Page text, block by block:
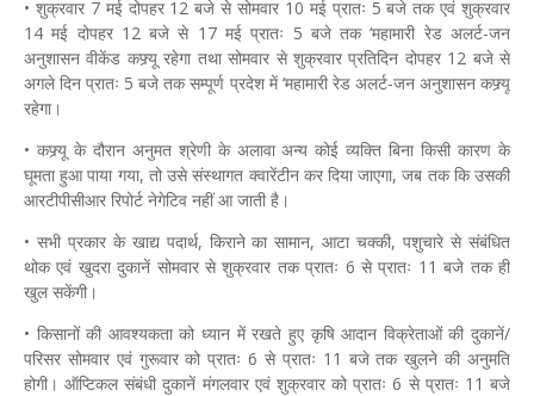
• शुक्रवार 7 मई दोपहर 12 बजे से सोमवार 10 मई प्रातः 5 बजे तक एवं शुक्रवार
14 मई दोपहर 12 बजे से 17 मई प्रातः 5 बजे तक ‘महामारी रेड अलर्ट-जन
अनुशासन वीकेंड कफ्र्यू रहेगा तथा सोमवार से शुक्रवार प्रतिदिन दोपहर 12 बजे से
अगले दिन प्रातः 5 बजे तक सम्पूर्ण प्रदेश में ‘महामारी रेड अलर्ट-जन अनुशासन कफ्र्यू
रहेगा।
• कफ्र्यू के दौरान अनुमत श्रेणी के अलावा अन्य कोई व्यक्ति बिना किसी कारण के
घूमता हुआ पाया गया, तो उसे संस्थागत क्वारेंटीन कर दिया जाएगा, जब तक कि उसकी
आरटीपीसीआर रिपोर्ट नेगेटिव नहीं आ जाती है।
• सभी प्रकार के खाद्य पदार्थ, किराने का सामान, आटा चक्की, पशुचारे से संबंधित
थोक एवं खुदरा दुकानें सोमवार से शुक्रवार तक प्रातः 6 से प्रातः 11 बजे तक ही
खुल सकेंगी।
• किसानों की आवश्यकता को ध्यान में रखते हुए कृषि आदान विक्रेताओं की दुकानें/
परिसर सोमवार एवं गुरूवार को प्रातः 6 से प्रातः 11 बजे तक खुलने की अनुमति
होगी। ऑप्टिकल संबंधी दुकानें मंगलवार एवं शुक्रवार को प्रातः 6 से प्रातः 11 बजे